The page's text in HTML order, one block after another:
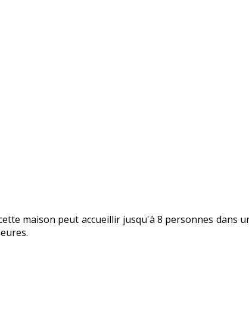
maison peut accueillir jusqu'à 8 personnes dans